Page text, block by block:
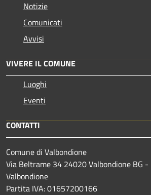
Notizie
Comunicati
Avvisi
VIVERE IL COMUNE
Luoghi
Eventi
CONTATTI
Comune di Valbondione
Via Beltrame 34 24020 Valbondione BG
Valbondione
Partita IVA: 01657200166